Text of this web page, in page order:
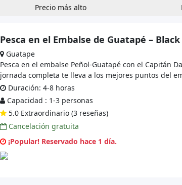
Precio más alto
Pesca en el Embalse de Guatapé –
Guatape
Pesca en el embalse Peñol-Guatapé con el Capitán
jornada completa te lleva a los mejores puntos del
Duración: 4-8 horas
Capacidad : 1-3 personas
5.0 Extraordinario (3 reseñas)
Cancelación gratuita
¡Popular! Reservado hace 1 día.